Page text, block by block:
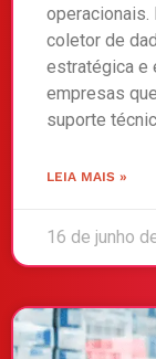
operacionais.
coletor de
estratégica e
empresas
suporte
LEIA MAIS »
16 de junho